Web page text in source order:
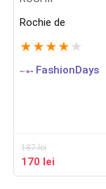
Rochie de
★ ★ ★ ★ ★
FashionDays
187lei
Prețul
inițial
170 lei
curent